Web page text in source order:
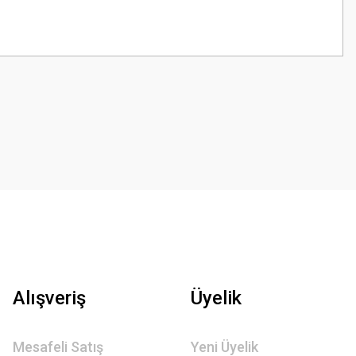
Alışveriş
Mesafeli Satış
Üyelik
Yeni Üyelik